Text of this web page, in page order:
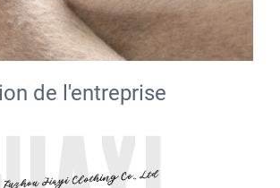
de l'entreprise